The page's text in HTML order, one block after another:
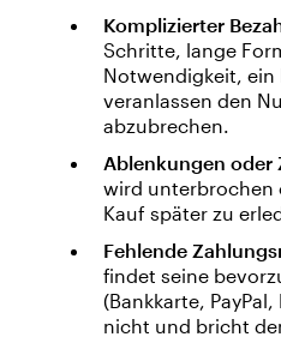
Komplizierter
Schritte, lange
Notwendigkeit, ein
veranlassen den
abzubrechen.
Ablenkungen oder
wird unterbrochen
Kauf später zu
Fehlende
findet seine
(Bankkarte,
nicht und bricht